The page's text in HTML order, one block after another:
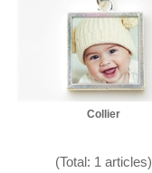
Collier
(Total: 1 articles)